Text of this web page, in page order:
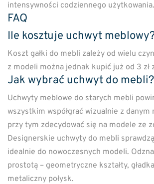
intensywności codziennego użytkowania.
FAQ
Ile kosztuje uchwyt
Koszt gałki do mebli zależy od wielu
z modeli można jednak kupić już od 3 zł
Jak wybrać uchwyt do mebli?
Uchwyty meblowe do starych mebli
wszystkim współgrać wizualnie z danym
przy tym zdecydować się na modele ze
Designerskie uchwyty do mebli
idealnie do nowoczesnych modeli.
prostotą – geometryczne kształty,
metaliczny połysk.